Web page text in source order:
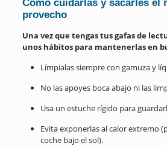
Cómo cuidarlas y sacarles el
provecho
Una vez que tengas tus gafas de
unos hábitos para mantenerlas en
Límpialas siempre con gamuza y
No las apoyes boca abajo ni las
Usa un estuche rígido para
Evita exponerlas al calor extremo
coche bajo el sol).